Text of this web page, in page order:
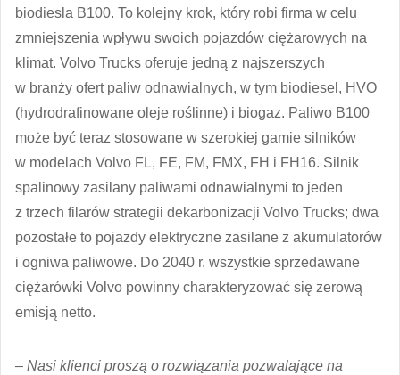
biodiesla B100. To kolejny krok, który robi firma w celu
zmniejszenia wpływu swoich pojazdów ciężarowych na
klimat. Volvo Trucks oferuje jedną z najszerszych
w branży ofert paliw odnawialnych, w tym biodiesel, HVO
(hydrodrafinowane oleje roślinne) i biogaz. Paliwo B100
może być teraz stosowane w szerokiej gamie silników
w modelach Volvo FL, FE, FM, FMX, FH i FH16. Silnik
spalinowy zasilany paliwami odnawialnymi to jeden
z trzech filarów strategii dekarbonizacji Volvo Trucks; dwa
pozostałe to pojazdy elektryczne zasilane z akumulatorów
i ogniwa paliwowe. Do 2040 r. wszystkie sprzedawane
ciężarówki Volvo powinny charakteryzować się zerową
emisją netto.
– Nasi klienci proszą o rozwiązania pozwalające na